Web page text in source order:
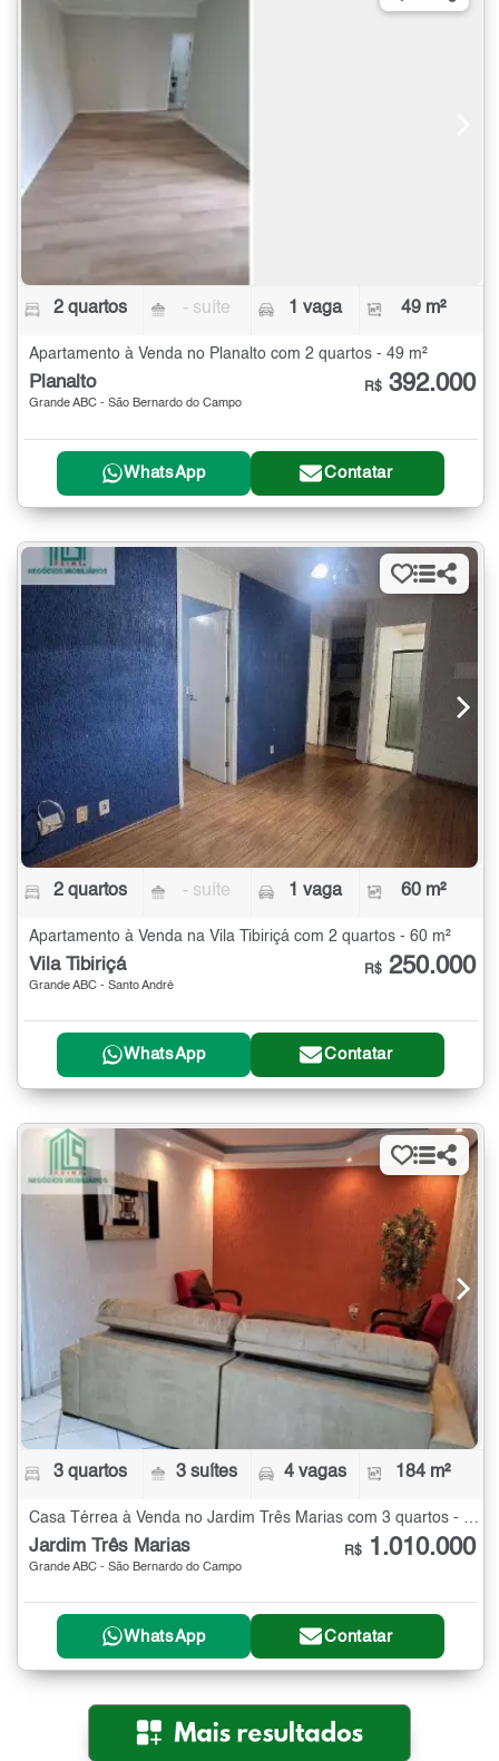
2 quartos - suíte 1 vaga 49 m²
Apartamento à Venda no Planalto com 2 quartos - 49 m²
Planalto
Grande ABC - São Bernardo do Campo
R$ 392.000
WhatsApp Contatar
2 quartos - suíte 1 vaga 60 m²
Apartamento à Venda na Vila Tibiriçá com 2 quartos - 60 m²
Vila Tibiriçá
Grande ABC - Santo André
R$ 250.000
WhatsApp Contatar
3 quartos 3 suítes 4 vagas 184 m²
Casa Térrea à Venda no Jardim Três Marias com 3 quartos - 184 m²
Jardim Três Marias
Grande ABC - São Bernardo do Campo
R$ 1.010.000
WhatsApp Contatar